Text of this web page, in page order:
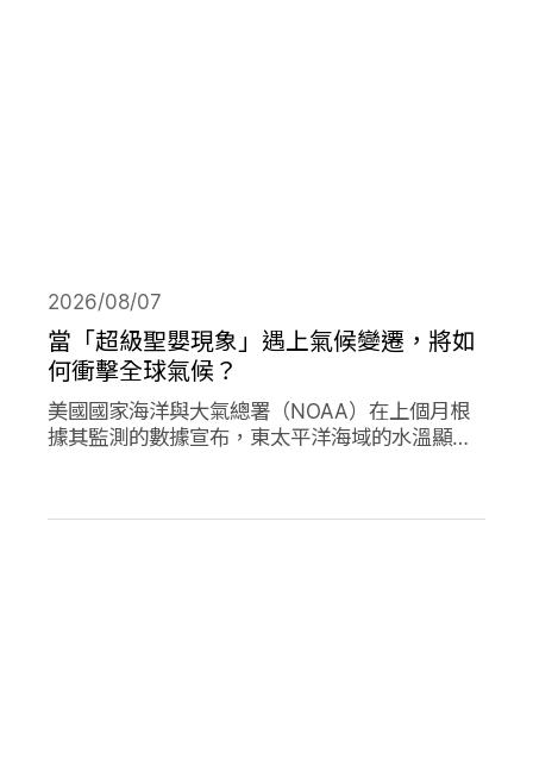
當「超級聖嬰現象」遇上氣候變遷，將如
何衝擊全球氣候？
2026/08/07
美國國家海洋與大氣總署（NOAA）在上個月根
據其監測的數據宣布，東太平洋海域的水溫顯著
來更高水溫的「超級聖嬰現象」，屆時有可能打